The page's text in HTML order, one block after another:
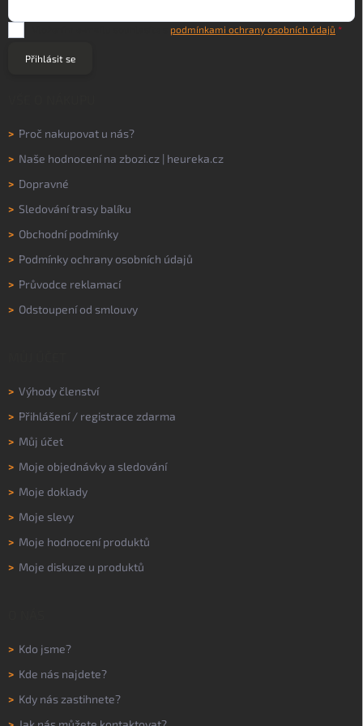
podmínkami ochrany osobních údajů
Přihlásit se
> Proč nakupovat u nás?
> Naše hodnocení na zbozi.cz | heureka.cz
> Dopravné
> Sledování trasy balíku
> Obchodní podmínky
> Podmínky ochrany osobních údajů
> Průvodce reklamací
> Odstoupení od smlouvy
> Výhody členství
> Přihlášení/ registrace zdarma
> Můj účet
> Moje objednávky a sledování
> Moje doklady
> Moje slevy
> Moje hodnocení produktů
> Moje diskuze u produktů
> Kdo jsme?
> Kde nás najdete?
> Kdy nás zastihnete?